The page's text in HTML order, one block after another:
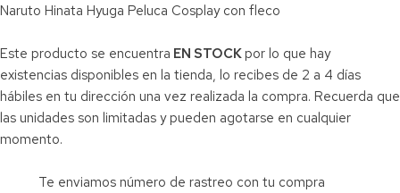
Naruto Hinata Hyuga Peluca Cosplay con fleco
Este producto se encuentra EN STOCKpor lo que hay
existencias disponibles en la tienda, lo recibes de 2 a 4 días
hábiles en tu dirección una vez realizada la compra. Recuerda que
las unidades son limitadas y pueden agotarse en cualquier
momento.
Te enviamos número de rastreo con tu compra